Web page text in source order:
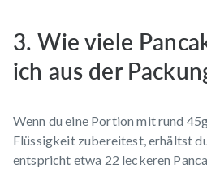
3. Wie viele
ich aus der
Wenn du eine Portion mit rund
Flüssigkeit zubereitest, erhältst
entspricht etwa 22 leckeren